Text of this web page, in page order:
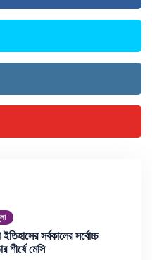
সর্বকালের সর্বোচ্চ
শীর্ষে মেসি